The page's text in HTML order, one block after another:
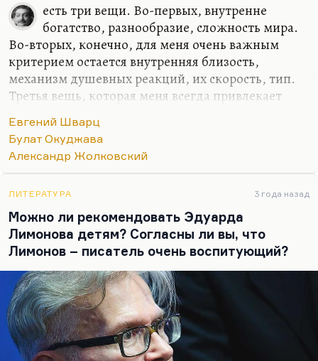
есть три вещи. Во-первых, внутренне
богатство, разнообразие, сложность мира.
Во-вторых, конечно, для меня очень важным
критерием остается внутренняя близость,
механизм душевных реакций, их скорость, тип.
Третья вещь, которая меня всегда привлекает
«синтезом пацифистских и милитаристских
установок». Вот, эту формула, лучше которой про
Окуджаву ничего не сказано. То есть чтобы
существовании, во многом сомневался, чтобы он
был трагической личностью во многом. И при
этом – чтобы он умел свое отстаивать до конца,
как Шварц, который казался и робким, и каким-
то чересчур интеллигентным. И эти вечно
дрожащие руки…
Евгений Шварц
Булат Окуджава
Александр Жолковский
ЛИТЕРАТУРА 3 года назад
Можно ли рекомендовать Эдуарда
Лимонова детям? Согласны ли вы, что
Лимонов – писатель очень воспитующий?